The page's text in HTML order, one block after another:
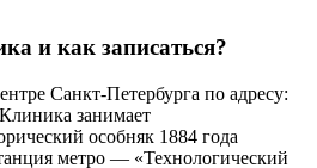
и как записаться?
Санкт-Петербурга по адресу:
занимает
особняк 1884 года
метро — «Технологический